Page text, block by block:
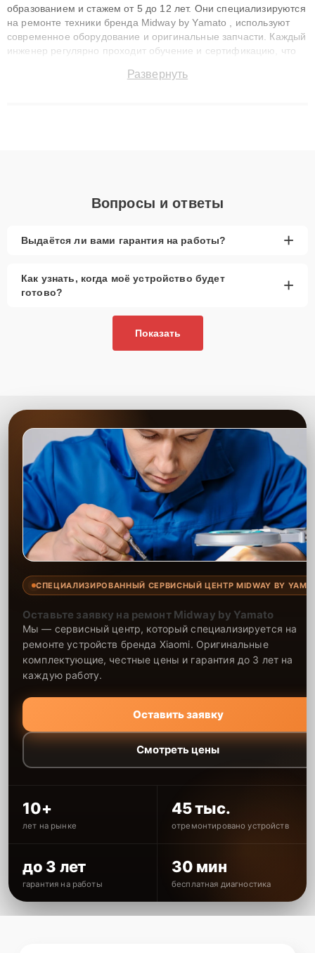
образованием и стажем от 5 до 12 лет. Они специализируются
на ремонте техники бренда Midway by Yamato , используют
современное оборудование и оригинальные запчасти. Каждый
инженер регулярно проходит обучение и сертификацию, что
восстанавливать технику с сохранением гарантии до 3 лет.
Развернуть
Вопросы и ответы
Выдаётся ли вами гарантия на работы? +
Как узнать, когда моё устройство будет
готово?
+
Показать
СПЕЦИАЛИЗИРОВАННЫЙ СЕРВИСНЫЙ ЦЕНТР MIDWAY BY
Оставьте заявку на ремонт Midway by Yamato
Мы — сервисный центр, который специализируется на
ремонте устройств бренда Xiaomi. Оригинальные
комплектующие, честные цены и гарантия до 3 лет на
каждую работу.
Оставить заявку
Смотреть цены
10+
лет на рынке
45 тыс.
отремонтировано устройств
до 3 лет
гарантия на работы
30 мин
бесплатная диагностика